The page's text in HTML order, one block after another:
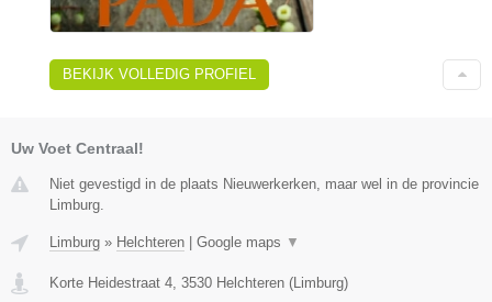
BEKIJK VOLLEDIG PROFIEL
Uw Voet Centraal!
Niet gevestigd in de plaats Nieuwerkerken, maar wel in de provincie
Limburg.
Limburg » Helchteren Google maps ▼
Korte Heidestraat 4 3530 Helchteren ( Limburg)